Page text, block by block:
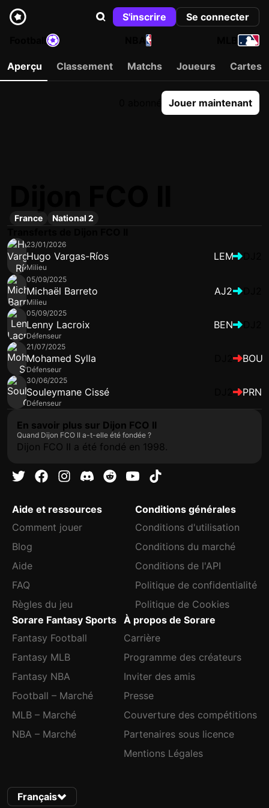
S'inscrire
Se connecter
NBA
Aperçu Classement Matchs Joueurs Cartes
Jouer maintenant
France National 2
23/01/2026
Hugo Vargas-Ríos
Milieu
LEM
05/09/2025
Michaël Barreto
Milieu
AJ2
05/09/2025
Lenny Lacroix
Défenseur
BEN
21/07/2025
Mohamed Sylla
Défenseur
BOU
30/06/2025
Souleymane Cissé
Défenseur
PRN
En savoir plus sur Dijon FCO II
Quand Dijon FCO II a-t-elle été fondée ?
Dijon FCO II a été fondé en 1998.
Aide et ressources
Comment jouer
Blog
Aide
FAQ
Règles du jeu
Conditions générales
Conditions d'utilisation
Conditions du marché
Conditions de l'API
Politique de confidentialité
Politique de Cookies
Sorare Fantasy Sports
Fantasy Football
Fantasy MLB
Fantasy NBA
Football – Marché
MLB – Marché
NBA – Marché
À propos de Sorare
Carrière
Programme des créateurs
Inviter des amis
Presse
Couverture des compétitions
Partenaires sous licence
Mentions Légales
Français